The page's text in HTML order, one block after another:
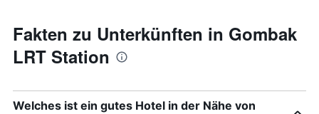
Fakten zu Unterkünften in Gombak
LRT Station
Welches ist ein gutes Hotel in der Nähe von